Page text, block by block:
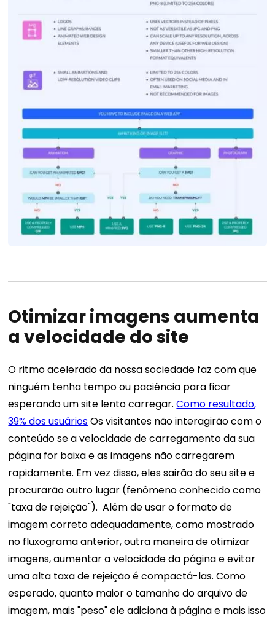
Otimizar imagens aumenta
a velocidade do site
O ritmo acelerado da nossa sociedade faz com que
ninguém tenha tempo ou paciência para ficar
esperando um site lento carregar.Como resultado,
39% dos usuáriosOs visitantes não interagirão com o
conteúdo se a velocidade de carregamento da sua
página for baixa e as imagens não carregarem
rapidamente. Em vez disso, eles sairão do seu site e
procurarão outro lugar (fenômeno conhecido como
"taxa de rejeição"). Além de usar o formato de
imagem correto adequadamente, como mostrado
no fluxograma anterior, outra maneira de otimizar
imagens, aumentar a velocidade da página e evitar
uma alta taxa de rejeição é compactá-las. Como
esperado, quanto maior o tamanho do arquivo de
imagem, mais "peso" ele adiciona à página e mais isso